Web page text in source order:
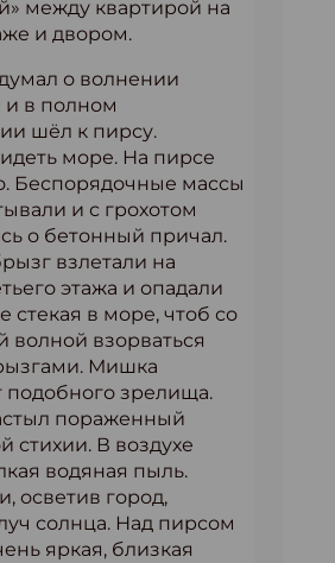
между квартирой на
и двором.
о волнении
и в полном
шёл к пирсу.
море. На пирсе
Беспорядочные массы
и с грохотом
о бетонный причал.
взлетали на
этажа и опадали
стекая в море, чтоб со
волной взорваться
Мишка
подобного зрелища.
пораженный
стихии. В воздухе
водяная пыль.
осветив город,
солнца. Над пирсом
яркая, близкая